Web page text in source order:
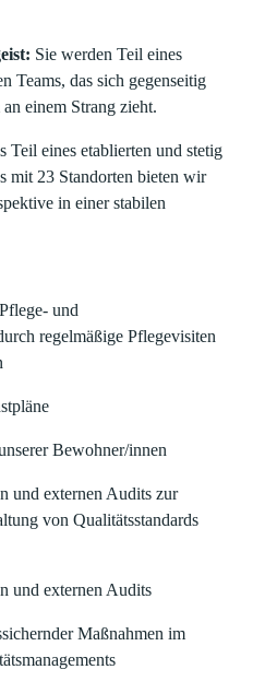
Sie werden Teil eines
Teams, das sich gegenseitig
einem Strang zieht.
Teil eines etablierten und stetig
mit 23 Standorten bieten wir
in einer stabilen
und
regelmäßige Pflegevisiten
Bewohner/innen
und externen Audits zur
von Qualitätsstandards
und externen Audits
Maßnahmen im